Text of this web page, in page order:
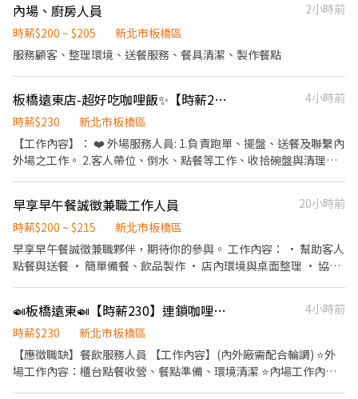
四個月以上 ☑️一週可排班至少四天(含假日)
段：05:30-14:30，可彈性排班 ※出勤時數累積滿 180 小時，次月
調升至 $206元。
內場、廚房人員
2小時前
時薪$200 ~ $205
新北市板橋區
服務顧客、整理環境、送餐服務、餐具清潔、製作餐點
板橋遠東店-超好吃咖哩飯✨【時薪230起】✨徵內外場PT人員/壹XX
4小時前
時薪$230
新北市板橋區
【工作內容】： ❤️ 外場服務人員: 1.負責跑單、擺盤、送餐及聯繫內
外場之工作。 2.客人帶位、倒水、點餐等工作、收拾碗盤與清理環
根據顧客的點單進行烹調 3.清理以及保養設備 4.按照SOP內的流程
製作料理 5.協助店主管執行店務 【上班時間】： 全班：10:00-
20:00、12:00-22:00(會輪班) 長時段兼職：-早班10:00~18:00、晚
班18:00~22:00 (假日需可以配合全天班，希望兩天都可配合) 【休假
職缺+姓名+電話】 ➤+好友連結@644uvbnl
早享早午餐誠徵兼職工作人員
20小時前
時薪$200 ~ $215
新北市板橋區
早享早午餐誠徵兼職夥伴，期待你的參與。 工作內容： • 幫助客人
點餐與送餐 • 簡單備餐、飲品製作 • 店內環境與桌面整理 • 協助
🍛板橋遠東🍛【時薪230】連鎖咖哩店/兼職/無經驗可-壹FF
4小時前
時薪$230
新北市板橋區
【應徵職缺】餐飲服務人員 【工作內容】(內外廠需配合輪調) ⭐外
場工作內容：櫃台點餐收營、餐點準備、環境清潔 ⭐內場工作內